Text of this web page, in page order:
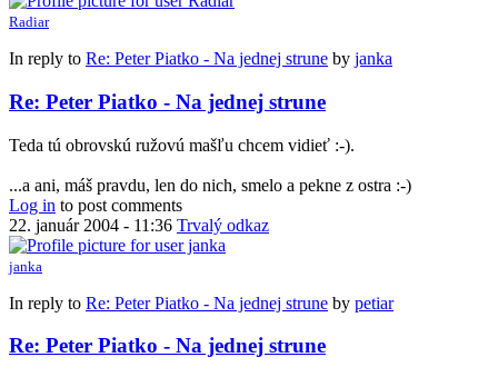
Radiar
In reply to Re: Peter Piatko - Na jednej strune by janka
Re: Peter Piatko - Na jednej strune
Teda tú obrovskú ružovú mašľu chcem vidieť :-).
...a ani, máš pravdu, len do nich, smelo a pekne z ostra :-)
Log in to post comments
22. január 2004 - 11:36 Trvalý odkaz
janka
In reply to Re: Peter Piatko - Na jednej strune by petiar
Re: Peter Piatko - Na jednej strune